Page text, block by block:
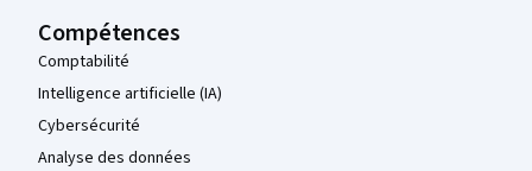
Compétences
Comptabilité
Intelligence artificielle (IA)
Cybersécurité
Analyse des données